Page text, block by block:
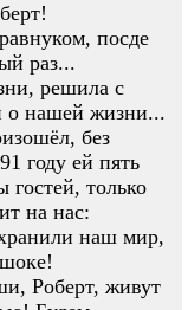
посде
раз...
решила с
о нашей жизни...
без
году ей пять
только
на нас:
наш мир,
Роберт, живут